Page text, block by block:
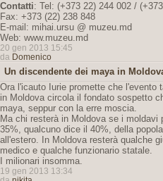
Contatti: Tel: (+373 22) 244 002 /
Fax: +373 (22) 238 848
E-mail: mihai.ursu @ muzeu.md
Web: www.muzeu.md
20 gen 2013 15:45
da Domenico
Un discendente dei maya in
Ora l'icauto Iurie promette che l'evento
in Moldova circola il fondato sospetto
maya, seppur con la erre moscia.
Ma chi resterà in Moldova se i moldavi
35%, qualcuno dice il 40%, della
all'estero. In Moldova resterà qualche
medico e qualche funzionario statale.
I milionari insomma.
19 gen 2013 13:34